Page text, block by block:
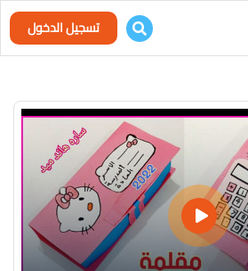
تسجيل الدخول